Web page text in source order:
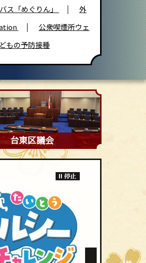
ス「めぐりん」
外
公衆喫煙所ウェ
もの予防接種
台東区議会